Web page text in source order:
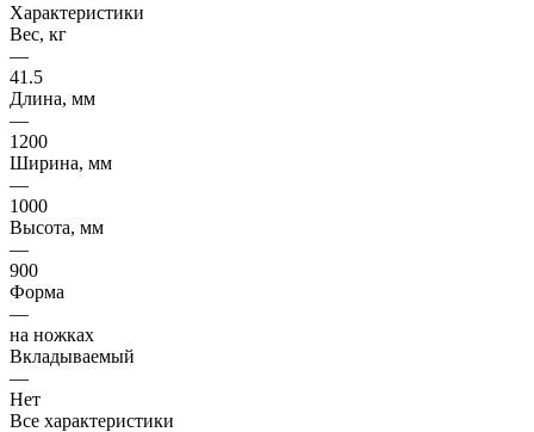
Характеристики
Вес, кг
—
41.5
Длина, мм
—
1200
Ширина, мм
—
1000
Высота, мм
—
900
Форма
—
на ножках
Вкладываемый
—
Нет
Все характеристики